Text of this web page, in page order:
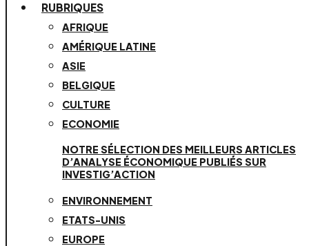
RUBRIQUES
AFRIQUE
AMÉRIQUE LATINE
ASIE
BELGIQUE
CULTURE
ECONOMIE
NOTRE SÉLECTION DES MEILLEURS ARTICLES
D’ANALYSE ÉCONOMIQUE PUBLIÉS SUR
INVESTIG’ACTION
ENVIRONNEMENT
ETATS-UNIS
EUROPE